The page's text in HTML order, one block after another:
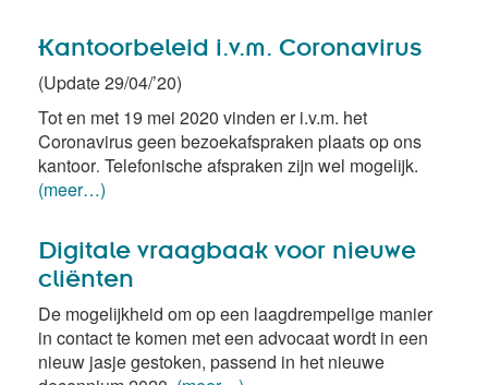
Kantoorbeleid i.v.m. Coronavirus
(Update 29/04/’20)
Tot en met 19 mei 2020 vinden er i.v.m. het
Coronavirus geen bezoekafspraken plaats op ons
kantoor. Telefonische afspraken zijn wel mogelijk.
(meer…)
Digitale vraagbaak voor nieuwe
cliënten
De mogelijkheid om op een laagdrempelige manier
in contact te komen met een advocaat wordt in een
nieuw jasje gestoken, passend in het nieuwe